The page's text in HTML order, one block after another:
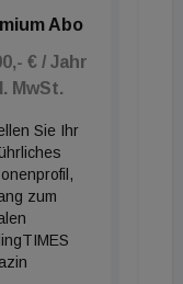
auch
und
Niveau in der
Ergebnis vor
von 16,3
Abo
€ / Jahr
MwSt.
Sie Ihr
zum